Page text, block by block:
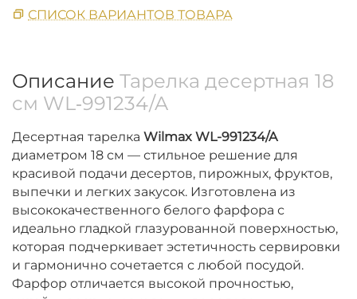
СПИСОК ВАРИАНТОВ ТОВАРА
Описание Тарелка десертная 18
см WL‑991234/A
Десертная тарелка Wilmax WL-991234/A
диаметром 18 см — стильное решение для
красивой подачи десертов, пирожных, фруктов,
выпечки и легких закусок. Изготовлена из
высококачественного белого фарфора с
идеально гладкой глазурованной поверхностью,
которая подчеркивает эстетичность сервировки
и гармонично сочетается с любой посудой.
Фарфор отличается высокой прочностью,